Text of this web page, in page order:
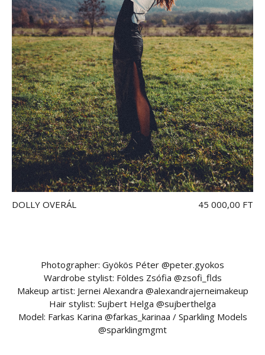
DOLLY OVERÁL 45 000,00 FT
Photographer: Gyökös Péter @peter.gyokos
Wardrobe stylist: Földes Zsófia @zsofi_flds
Makeup artist: Jernei Alexandra @alexandrajerneimakeup
Hair stylist: Sujbert Helga @sujberthelga
Model: Farkas Karina @farkas_karinaa / Sparkling Models
@sparklingmgmt